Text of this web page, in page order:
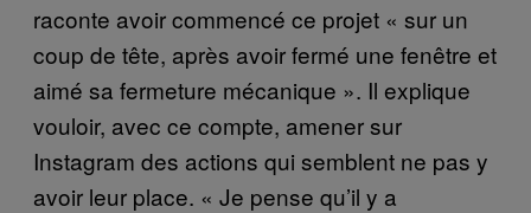
raconte avoir commencé ce projet « sur un
coup de tête, après avoir fermé une fenêtre et
aimé sa fermeture mécanique ». Il explique
vouloir, avec ce compte, amener sur
Instagram des actions qui semblent ne pas y
avoir leur place. « Je pense qu’il y a